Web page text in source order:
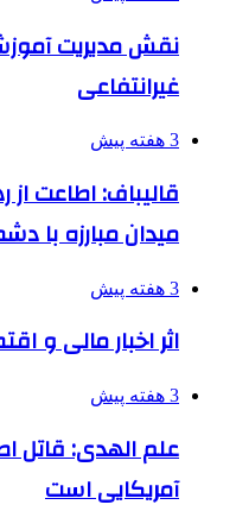
نقش مدیریت
غیرانتفاعی
3 هفته پیش
قالیباف: اطاعت
میدان مبارزه با
3 هفته پیش
اثر اخبار مالی و
3 هفته پیش
علم الهدی: قاتل
آمریکایی است